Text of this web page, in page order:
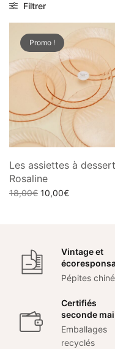
Filtrer
Promo !
Les assiettes à dessert
Rosaline
18,00€ Le prix
10,00€Le prix
Vintage et
Pépites
Certifiés
seconde
Emballages
recyclés